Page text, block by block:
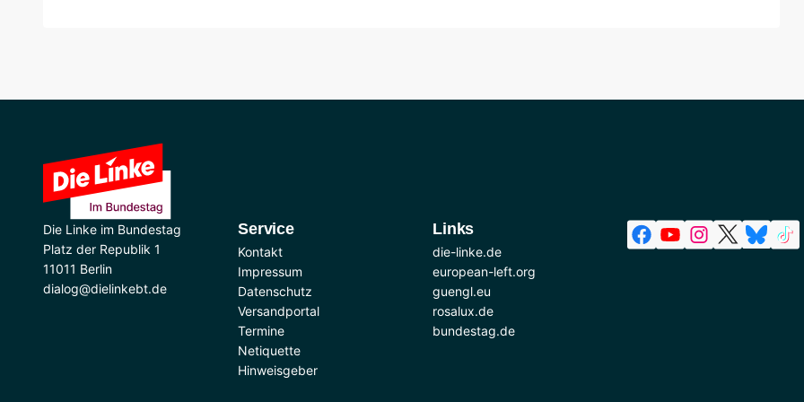
Die Linke im Bundestag
Platz der Republik 1
11011 Berlin
dialog@dielinkebt.de
Service
Kontakt
Impressum
Datenschutz
Versandportal
Termine
Netiquette
Hinweisgeber
Links
die-linke.de
european-left.org
guengl.eu
rosalux.de
bundestag.de